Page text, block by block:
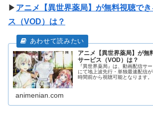
▶ アニメ【異世界薬局】が無料視聴で
ス（VOD）は？
アニメ【異世界薬局】が無
サービス（VOD）は？
『異世界薬局』は、動画配信サ
にて地上波先行・単独最速配信
時間前から視聴可能となります
も、1話から最新話まで観られ
や無料動画サイトについて調査
animenian.com